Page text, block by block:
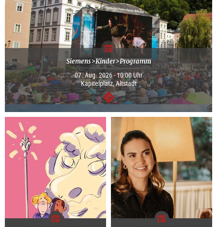
Siemens>Kinder>Programm
07. Aug. 2026 - 10:00 Uhr
Kapitelplatz, Altstadt
weiter